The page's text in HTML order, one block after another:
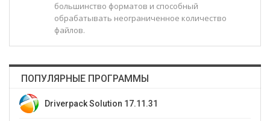
большинство форматов и способный
обрабатывать неограниченное количество
файлов.
ПОПУЛЯРНЫЕ ПРОГРАММЫ
Driverpack Solution 17.11.31